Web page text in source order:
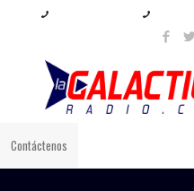
Contáctenos